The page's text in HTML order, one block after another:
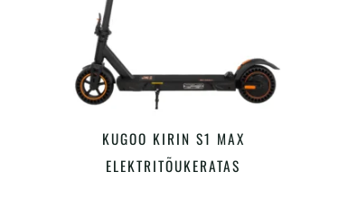
LISA KORVI
KUGOO KIRIN S1 MAX
ELEKTRITÕUKERATAS